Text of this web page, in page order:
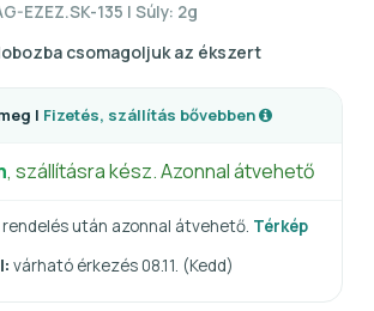
EZEZ.SK-135 | Súly: 2g
csomagoljuk az ékszert
| Fizetés, szállítás bővebben
, szállításra kész. Azonnal átvehető
rendelés után azonnal átvehető. Térkép
várható érkezés 08.11. (Kedd)